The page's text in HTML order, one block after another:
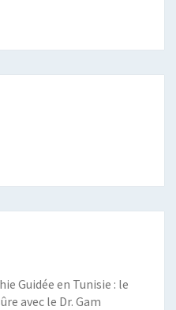
Guidée en Tunisie : le
avec le Dr. Gam